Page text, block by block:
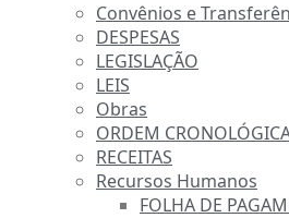
Convênios e
DESPESAS
LEGISLAÇÃO
LEIS
Obras
ORDEM
RECEITAS
Recursos Humanos
FOLHA DE